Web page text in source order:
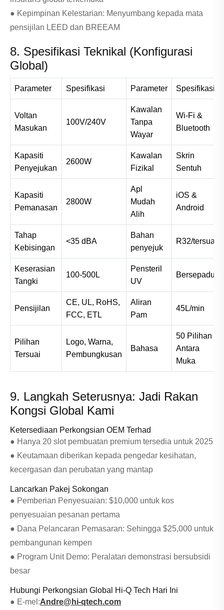
● Kepimpinan Kelestarian: Menyumbang kepada mata
pensijilan LEED dan BREEAM
8. Spesifikasi Teknikal (Konfigurasi
Global)
Parameter Spesifikasi Parameter Spesifikasi
Voltan
Masukan
100V/240V
Kawalan
Tanpa
Wayar
Wi-Fi &
Bluetooth
Kapasiti
Penyejukan
2600W
Kawalan
Fizikal
Skrin
Sentuh
Kapasiti
Pemanasan
2800W
Apl
Mudah
Alih
iOS &
Android
Tahap
Kebisingan
<35 dBA
Bahan
penyejuk
R32/tersuai
Keserasian
Tangki
100-500L
Pensteril
UV
Bersepadu
Pensijilan
CE, UL, RoHS,
FCC, ETL
Aliran
Pam
45L/min
Pilihan
Tersuai
Logo, Warna,
Pembungkusan
Bahasa
50 Pilihan
Antara
Muka
9. Langkah Seterusnya: Jadi Rakan
Kongsi Global Kami
Ketersediaan Perkongsian OEM Terhad
● Hanya 20 slot pembuatan premium tersedia untuk 2025
● Keutamaan diberikan kepada pengedar kesihatan,
kecergasan dan perubatan yang mantap
Lancarkan Pakej Sokongan
● Pemberian Penyesuaian: $10,000 untuk kos
penyesuaian pesanan pertama
● Dana Pelancaran Pemasaran: Sehingga $25,000 untuk
pembangunan kempen
● Program Unit Demo: Peralatan demonstrasi bersubsidi
besar
Hubungi Perkongsian Global Hi-Q Tech Hari Ini
● E-mel:Andre@hi-qtech.com